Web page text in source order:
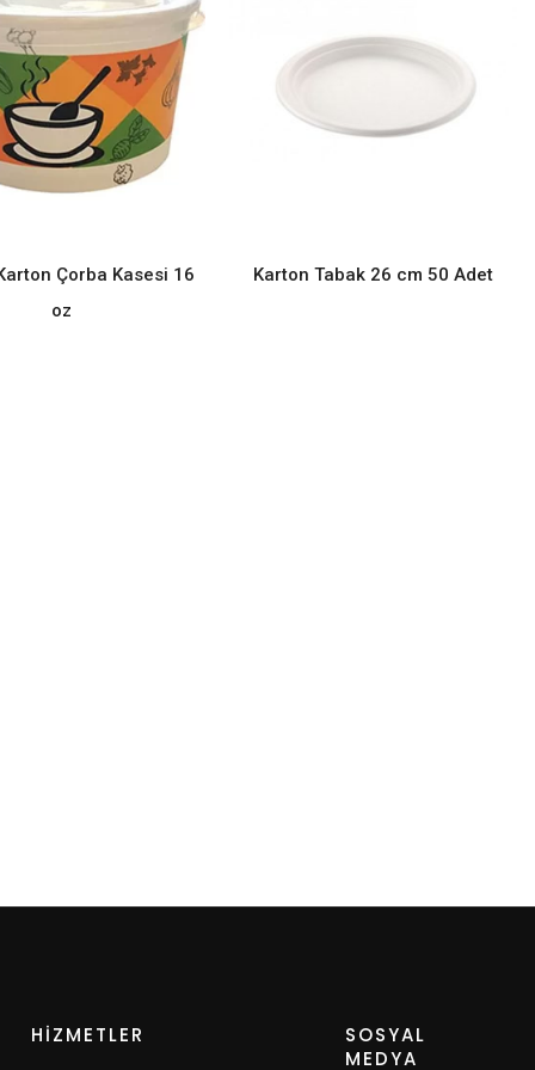
READ MORE
Çorba Kasesi 16
oz
READ MORE
Karton Tabak 26 cm 50 Adet
HİZMETLER
SOSYAL
MEDYA